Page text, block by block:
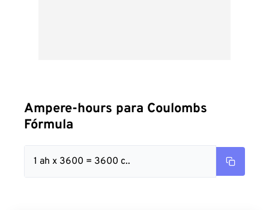
Ampere-hours para Coulombs
Fórmula
1 ah x 3600 = 3600 c..